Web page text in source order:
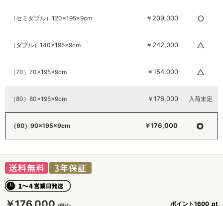
ポイント1600
（セミダブル）120×195×9cm ￥209,000 ○
（ダブル）140×195×9cm ￥242,000 △
（70）70×195×9cm ￥154,000 △
（80）80×195×9cm ￥176,000 入荷未定
（90）90×195×9cm ￥176,000 ○